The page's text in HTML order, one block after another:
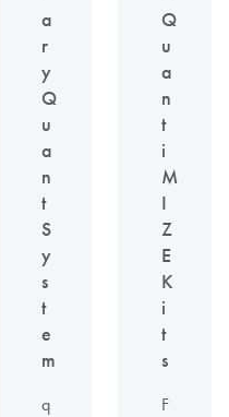
a
r
y
Q
u
a
n
t
S
y
s
t
e
m
q
Q
u
a
n
t
i
M
I
Z
E
K
i
t
s
F